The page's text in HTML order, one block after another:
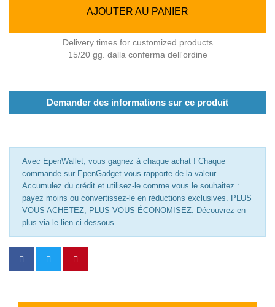
AJOUTER AU PANIER
Delivery times for customized products
15/20 gg. dalla conferma dell'ordine
Demander des informations sur ce produit
Avec EpenWallet, vous gagnez à chaque achat ! Chaque
commande sur EpenGadget vous rapporte de la valeur.
Accumulez du crédit et utilisez-le comme vous le souhaitez :
payez moins ou convertissez-le en réductions exclusives. PLUS
VOUS ACHETEZ, PLUS VOUS ÉCONOMISEZ. Découvrez-en
plus via le lien ci-dessous.